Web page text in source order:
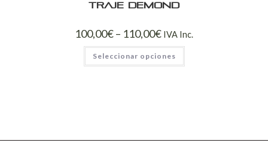
Traje Demond
100,00€– 110,00€ IVA Inc.
Seleccionar opciones